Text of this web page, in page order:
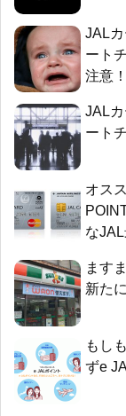
JAL
ート
注意！
JAL
ート
オス
な
ます
新た
もし
ずe